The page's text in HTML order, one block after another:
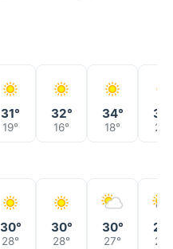
31°
19°
32°
16°
34°
18°
37°
22°
30°
28°
30°
28°
30°
27° 28°